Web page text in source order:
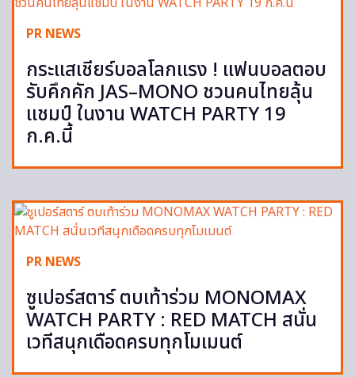
PR NEWS
กระแสเชียร์บอลโลกแรง ! แฟนบอลตอบ
รับคึกคัก JAS–MONO ชวนคนไทยลุ้น
แชมป์ ในงาน WATCH PARTY 19
ก.ค.นี้
PR NEWS
ซูเปอร์สตาร์ ตบเท้าร่วม MONOMAX
WATCH PARTY : RED MATCH สนั่น
เวทีสนุกเดือดครบทุกโมเมนต์